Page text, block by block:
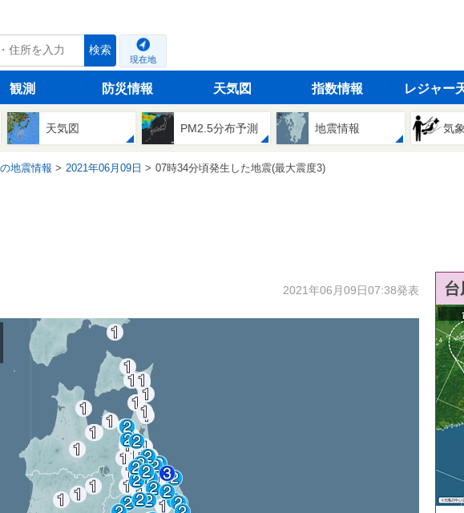
検索
現在地
観測 防災情報 天気図 指数情報 レジャー
天気図 PM2.5分布予測 地震情報 気
地震情報 2021年06月09日 07時34分頃発生した地震(最大震度3)
2021年06月09日07:38発表